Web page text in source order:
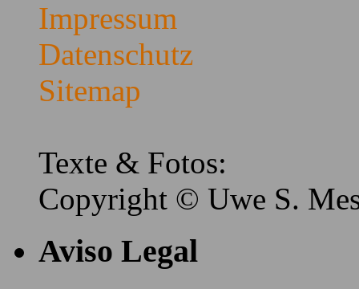
Impressum
Datenschutz
Sitemap
Texte & Fotos:
Copyright © Uwe S.
Aviso Legal